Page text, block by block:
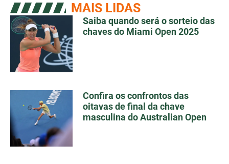
MAIS LIDAS
Saiba quando será o sorteio das
chaves do Miami Open 2025
Confira os confrontos das
oitavas de final da chave
masculina do Australian Open